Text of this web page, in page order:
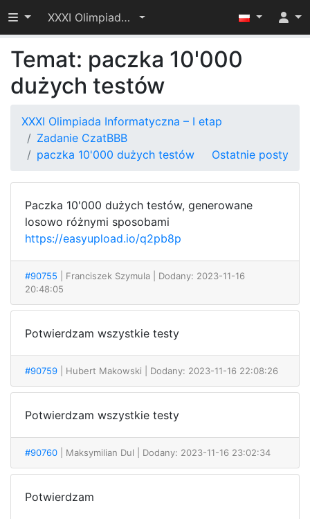
Przełącz widoczność menu
XXXI Olimpiada Informatyczna – I etap
Temat: paczka 10'000
dużych testów
XXXI Olimpiada Informatyczna – I etap
Zadanie CzatBBB
paczka 10'000 dużych testów
Ostatnie posty
Paczka 10'000 dużych testów, generowane
losowo różnymi sposobami
https://easyupload.io/q2pb8p
#90755 | Franciszek Szymula
| Dodany: 2023-11-16
20:48:05
Potwierdzam wszystkie testy
#90759 | Hubert Makowski | Dodany: 2023-11-16 22:08:26
Potwierdzam wszystkie testy
#90760 | Maksymilian Dul | Dodany: 2023-11-16 23:02:34
Potwierdzam